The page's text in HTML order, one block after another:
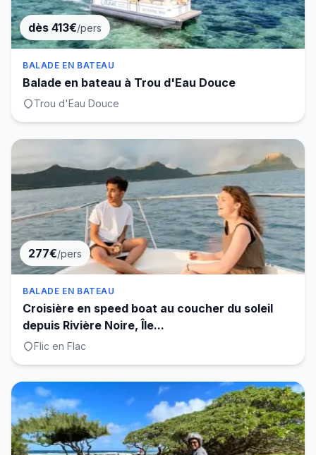
dès 413€/pers
BALADE EN BATEAU
Balade en bateau à Trou d'Eau Douce
Trou d'Eau Douce
277€/pers
BALADE EN BATEAU
Croisière en speed boat au coucher du soleil
depuis Rivière Noire, Île...
Flic en Flac